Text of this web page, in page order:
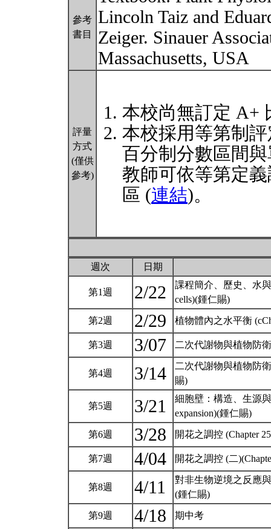
參考
書目
Lincoln Taiz and
Zeiger. Sinauer
Massachusetts, USA
評量
方式
(僅供
參考)
本校尚無訂定 A+
本校採用等第制
百分制分數區間
教師可依等第定
區 (連結)。
週次 日期
第1週 2/22
課程簡介、歷史、水與
cells)(鍾仁賜)
第2週 2/29 植物體內之水平衡
第3週 3/07 二次代謝物與植物防衛
第4週 3/14
二次代謝物與植物防衛
賜)
第5週 3/21
細胞壁：構造、生源與
expansion)(鍾仁賜)
第6週 3/28 開花之調控 (Chapter
第7週 4/04 開花之調控 (二
第8週 4/11
對非生物逆境之反應與
(鍾仁賜)
第9週 4/18 期中考